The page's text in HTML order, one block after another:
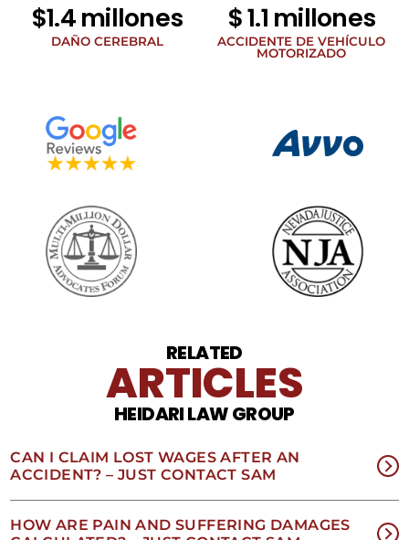
teléfono
proporcionado
arriba.
los
SMS
puede
variar.
aplicarse
cargos
por
datos.
Para
obtener
baja.
Revise
nuestra
Política
de
$1.4 millones
DAÑO CEREBRAL
$ 1.1 millones
ACCIDENTE DE VEHÍCULO
MOTORIZADO
RELATED
ARTICLES
HEIDARI LAW GROUP
CAN I CLAIM LOST WAGES AFTER AN
ACCIDENT? – JUST CONTACT SAM
HOW ARE PAIN AND SUFFERING DAMAGES